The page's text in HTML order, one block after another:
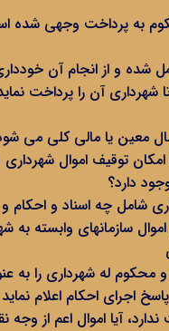
به پرداخت وجهی شده
شده و از انجام آن
شهرداری آن را پرداخت
معین یا مالی کلی می
توقیف اموال
دارد؟
شامل چه اسناد و احکام
سازمانهای وابسته
له شهرداری را به
اجرای احکام اعلام
آیا اموال اعم از وجه